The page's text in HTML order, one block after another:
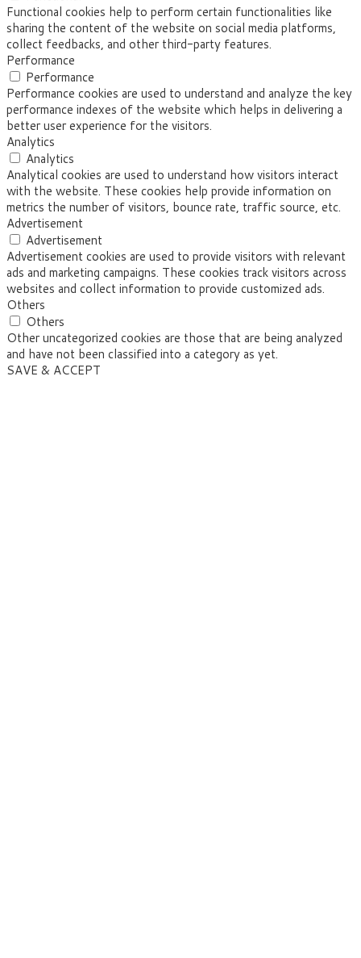
Functional cookies help to perform certain functionalities like
sharing the content of the website on social media platforms,
collect feedbacks, and other third-party features.
Performance
Performance
Performance cookies are used to understand and analyze the key
performance indexes of the website which helps in delivering a
better user experience for the visitors.
Analytics
Analytics
Analytical cookies are used to understand how visitors interact
with the website. These cookies help provide information on
metrics the number of visitors, bounce rate, traffic source, etc.
Advertisement
Advertisement
Advertisement cookies are used to provide visitors with relevant
ads and marketing campaigns. These cookies track visitors across
websites and collect information to provide customized ads.
Others
Others
Other uncategorized cookies are those that are being analyzed
and have not been classified into a category as yet.
SAVE & ACCEPT